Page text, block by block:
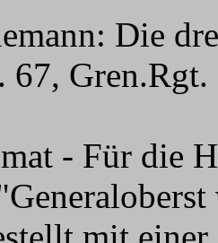
Die
67,
- Für die